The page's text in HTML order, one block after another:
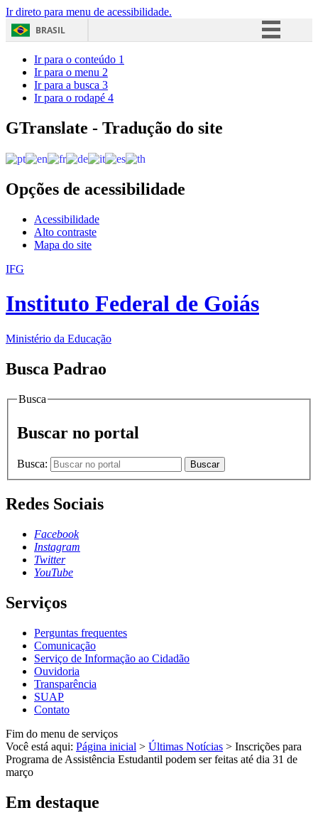
Ir direto para menu de acessibilidade.
BRASIL
Acesso à informação
Ir para o conteúdo 1
Ir para o menu 2
Ir para a busca 3
Ir para o rodapé 4
GTranslate - Tradução do site
Opções de acessibilidade
Acessibilidade
Alto contraste
Mapa do site
IFG
Instituto Federal de Goiás
Ministério da Educação
Busca Padrao
Busca
Buscar no portal
Busca: Buscar
Redes Sociais
Facebook
Instagram
Twitter
YouTube
Serviços
Perguntas frequentes
Comunicação
Serviço de Informação ao Cidadão
Ouvidoria
Transparência
SUAP
Contato
Fim do menu de serviços
Você está aqui: Página inicial > Últimas Notícias > Inscrições para
Programa de Assistência Estudantil podem ser feitas até dia 31 de
março
Em destaque